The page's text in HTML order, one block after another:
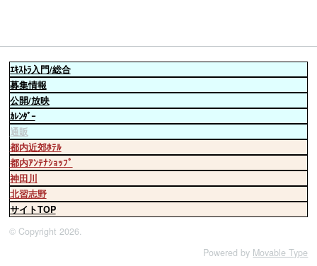
ｴｷｽﾄﾗ入門/総合
募集情報
公開/放映
ｶﾚﾝﾀﾞｰ
通販
都内近郊ﾎﾃﾙ
都内ｱﾝﾃﾅｼｮｯﾌﾟ
神田川
北習志野
サイトTOP
© Copyright 2026.
Powered by Movable Type